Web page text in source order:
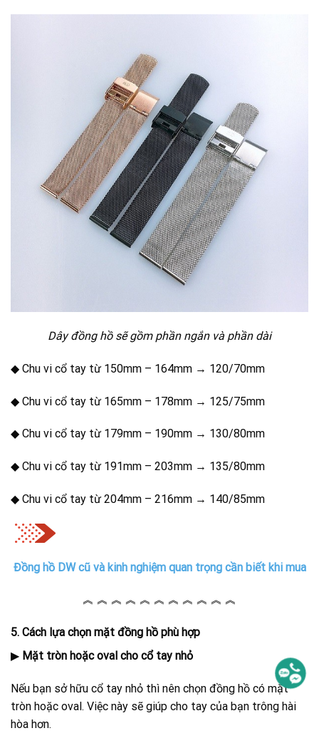
Dây đồng hồ sẽ gồm phần ngắn và phần dài
◆ Chu vi cổ tay từ 150mm – 164mm → 120/70mm
◆ Chu vi cổ tay từ 165mm – 178mm → 125/75mm
◆ Chu vi cổ tay từ 179mm – 190mm → 130/80mm
◆ Chu vi cổ tay từ 191mm – 203mm → 135/80mm
◆ Chu vi cổ tay từ 204mm – 216mm → 140/85mm
Đồng hồ DW cũ và kinh nghiệm quan trọng cần biết khi mua
︽ ︽ ︽ ︽ ︽ ︽ ︽ ︽ ︽ ︽ ︽
5. Cách lựa chọn mặt đồng hồ phù hợp
▶ Mặt tròn hoặc oval cho cổ tay nhỏ
Nếu bạn sở hữu cổ tay nhỏ thì nên chọn đồng hồ có mặt
tròn hoặc oval. Việc này sẽ giúp cho tay của bạn trông hài
hòa hơn.